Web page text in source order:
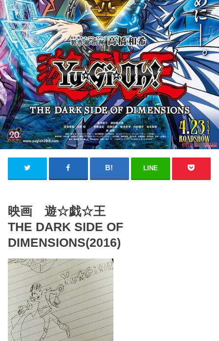
LINE
映画 遊☆戯☆王
THE DARK SIDE OF
DIMENSIONS(2016)